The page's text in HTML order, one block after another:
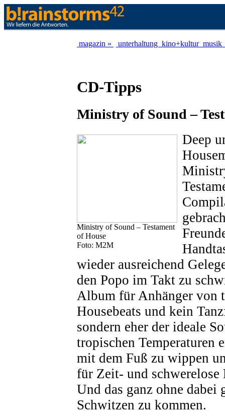
magazin » unterhaltung kino+kultur musik
CD-Tipps
Ministry of Sound –
Ministry of Sound – Testament
of House
Foto: M2M
Deep
wieder ausreichend
den Popo im Takt zu
Album für Anhänger von
Housebeats und kein
sondern eher der ideale
tropischen Temperaturen
mit dem Fuß zu wippen
für Zeit- und schwerelose
Und das ganz ohne dabei
Schwitzen zu kommen.